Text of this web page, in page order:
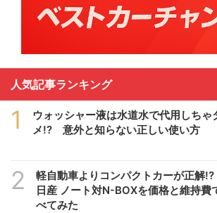
人気記事ランキング
1
ウォッシャー液は水道水で代用しちゃ
メ!? 意外と知らない正しい使い方
2
軽自動車よりコンパクトカーが正解
日産 ノート対N-BOXを価格と維持費
べてみた